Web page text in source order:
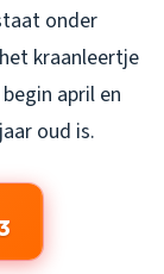
onder
kraanleertje
april en
oud is.